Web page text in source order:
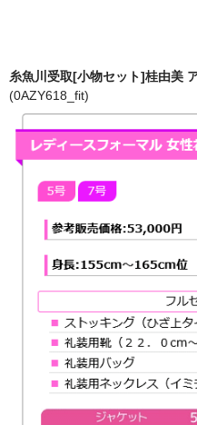
糸魚川受取[小物セット]桂由美
(0AZY618_fit)